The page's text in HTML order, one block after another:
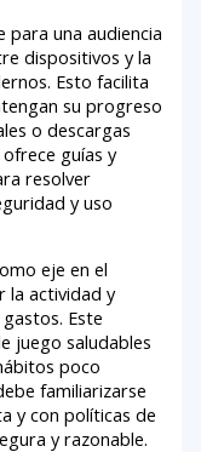
para una audiencia
dispositivos y la
Esto facilita
su progreso
o descargas
guías y
resolver
y uso
eje en el
la actividad y
Este
juego saludables
poco
familiarizarse
y con políticas de
y razonable.